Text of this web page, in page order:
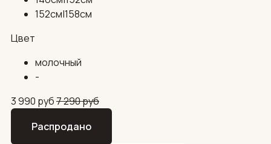
152см|158см
Цвет
молочный
-
3 990 руб7 290руб
Распродано